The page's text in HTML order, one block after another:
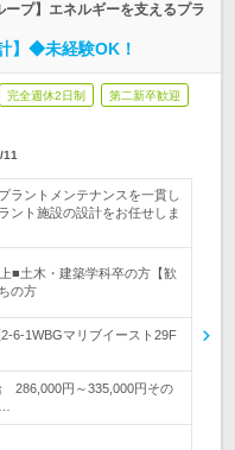
プ】エネルギーを支えるプラ
】◆未経験OK！
完全週休2日制 第二新卒歓迎
ラントメンテナンスを一貫し
ント施設の設計をお任せしま
■土木・建築学科卒の方【歓
の方
6-1WBGマリブイースト29F
286,000円～335,000円その